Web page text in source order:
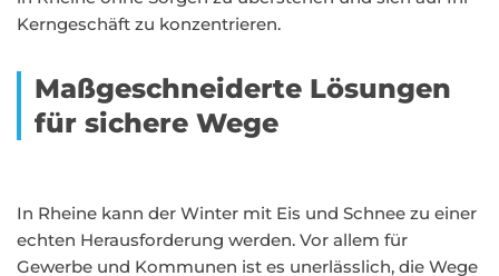
Kerngeschäft zu konzentrieren.
Maßgeschneiderte Lösungen
für sichere Wege
In Rheine kann der Winter mit Eis und Schnee zu einer
echten Herausforderung werden. Vor allem für
Gewerbe und Kommunen ist es unerlässlich, die Wege